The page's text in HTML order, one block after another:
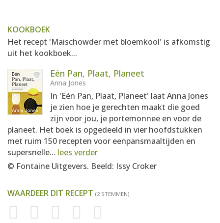
KOOKBOEK
Het recept 'Maischowder met bloemkool' is afkomstig
uit het kookboek...
Eén Pan, Plaat, Planeet
Anna Jones
In 'Eén Pan, Plaat, Planeet' laat Anna Jones
je zien hoe je gerechten maakt die goed
zijn voor jou, je portemonnee en voor de
planeet. Het boek is opgedeeld in vier hoofdstukken
met ruim 150 recepten voor eenpansmaaltijden en
supersnelle... lees verder
© Fontaine Uitgevers. Beeld: Issy Croker
WAARDEER DIT RECEPT (2 STEMMEN)